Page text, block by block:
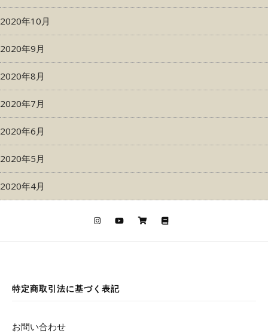
2020年10月
2020年9月
2020年8月
2020年7月
2020年6月
2020年5月
2020年4月
特定商取引法に基づく表記
お問い合わせ